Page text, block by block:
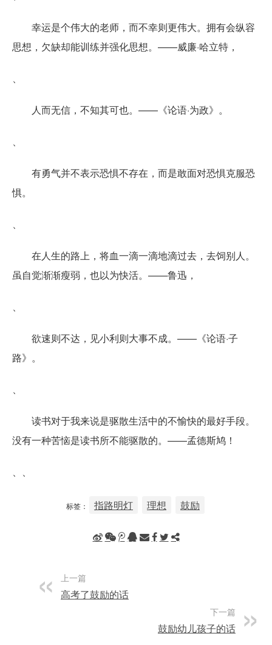
幸运是个伟大的老师，而不幸则更伟大。拥有会纵容
思想，欠缺却能训练并强化思想。——威廉·哈立特，
人而无信，不知其可也。——《论语·为政》。
有勇气并不表示恐惧不存在，而是敢面对恐惧克服恐
惧。
在人生的路上，将血一滴一滴地滴过去，去饲别人。
虽自觉渐渐瘦弱，也以为快活。——鲁迅，
欲速则不达，见小利则大事不成。——《论语·子
路》。
读书对于我来说是驱散生活中的不愉快的最好手段。
没有一种苦恼是读书所不能驱散的。——孟德斯鸠！
标签： 指路明灯 理想 鼓励
上一篇
高考了鼓励的话
下一篇
鼓励幼儿孩子的话